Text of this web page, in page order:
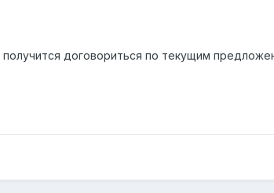
договориться по текущим